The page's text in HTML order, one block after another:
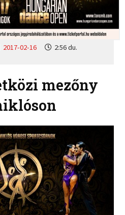
2017-02-16
2:56 du.
mezőny